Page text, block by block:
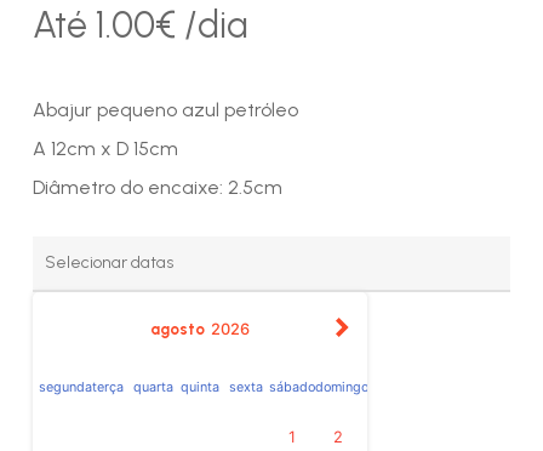
Até 1.00€ /dia
Abajur pequeno azul petróleo
A 12cm x D 15cm
Diâmetro do encaixe: 2.5cm
agosto 2026
segundaterça quarta quinta sexta sábadodomingo
1 2